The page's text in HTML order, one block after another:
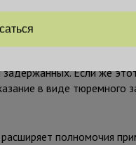
Если же
в виде тюремного
полномочия